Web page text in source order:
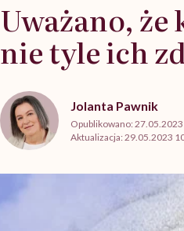
Uważano,
nie tyle ich
Jolanta Pawnik
Opublikowano:
Aktualizacja:29.05.2023